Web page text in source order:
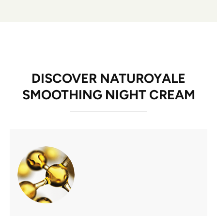
DISCOVER NATUROYALE
SMOOTHING NIGHT CREAM